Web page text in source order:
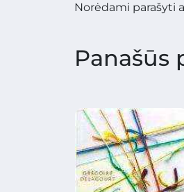
Norėdami parašyti
Panašūs